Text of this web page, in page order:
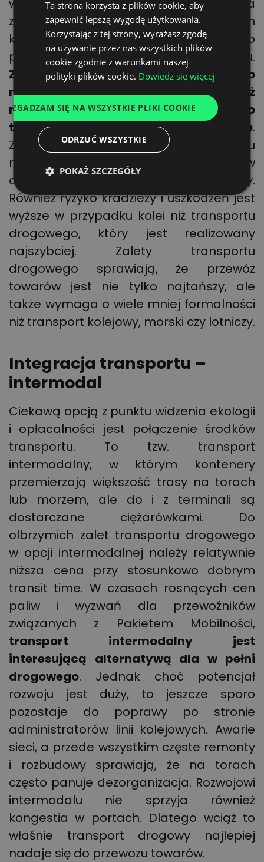
właśnie transport drogowy odpowiada
za dostarczenie towaru na „ostatnim
kilometrze”, czyli wcześniej przewożonego
przy pomocy innych środków transportu.
Zalety transportu samochodowego
to
nie tylko szybkość realizacji, ale również
mniej uszkodzeń w stosunku do
transportu kolejowego czy morskiego.
Znane są przypadki, gdy w wyniku
niekorzystnych warunków
atmosferycznych statki gubiły kontenery.
Również ryzyko kradzieży i uszkodzeń jest
wyższe w przypadku kolei niż transportu
drogowego, który jest realizowany
najszybciej. Zalety transportu
drogowego sprawiają, że przewóz
towarów jest nie tylko najtańszy, ale
także wymaga o wiele mniej formalności
niż transport kolejowy, morski czy lotniczy.
Integracja transportu –
intermodal
Ciekawą opcją z punktu widzenia ekologii
i opłacalności jest połączenie środków
transportu. To tzw. transport
intermodalny, w którym kontenery
przemierzają większość trasy na torach
lub morzem, ale do i z terminali są
dostarczane ciężarówkami. Do
olbrzymich zalet transportu drogowego
w opcji intermodalnej należy relatywnie
niższa cena przy stosunkowo dobrym
transit time. W czasach rosnących cen
paliw i wyzwań dla przewoźników
związanych z Pakietem Mobilności,
transport intermodalny jest
interesującą alternatywą dla w pełni
drogowego. Jednak choć potencjał
rozwoju jest duży, to jeszcze sporo
pozostaje do poprawy po stronie
administratorów linii kolejowych. Awarie
sieci, a przede wszystkim częste remonty
i rozbudowy sprawiają, że na torach
często panuje dezorganizacja. Rozwojowi
intermodalu nie sprzyja również
kongestia w portach. Dlatego wciąż to
właśnie transport drogowy najlepiej
nadaje się do przewozu towarów.
ENGLISH
GERMAN
UKRAINIAN
FRENCH
Ta strona korzysta z plików cookie, aby
zapewnić lepszą wygodę użytkowania.
Korzystając z tej strony, wyrażasz zgodę
na używanie przez nas wszystkich plików
cookie zgodnie z warunkami naszej
polityki plików cookie. Dowiedz się więcej
ZGADZAM SIĘ NA WSZYSTKIE PLIKI COOKIE
ODRZUĆ WSZYSTKIE
POKAŻ SZCZEGÓŁY